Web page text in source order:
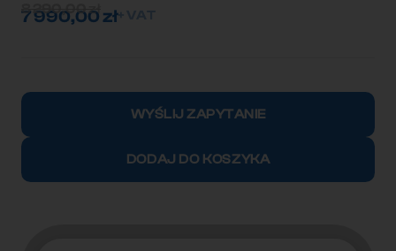
7 990,00zł+ VAT
8 290,00 zł
morski
(40'HC)
WYŚLIJ ZAPYTANIE
DODAJ DO KOSZYKA